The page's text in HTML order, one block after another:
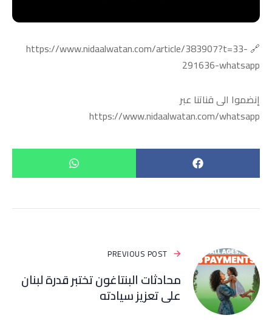
🔗 https://www.nidaalwatan.com/article/383907?t=33-
291636-whatsapp
إنضموا الى قناتنا عبر
https://www.nidaalwatan.com/whatsapp
PREVIOUS POST
محادثات البنتاغون تختبر قدرة لبنان
على تعزيز سيادته